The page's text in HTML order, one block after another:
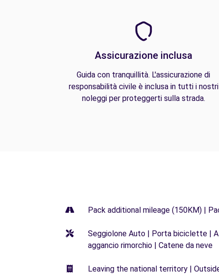
Assicurazione inclusa
Guida con tranquillità. L'assicurazione di
responsabilità civile è inclusa in tutti i nostri
noleggi per proteggerti sulla strada.
Pack additional mileage (150KM) |
Seggiolone Auto | Porta biciclette |
aggancio rimorchio | Catene da neve
Leaving the national territory |